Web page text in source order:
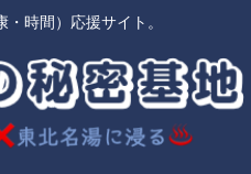
時間）応援サイト。